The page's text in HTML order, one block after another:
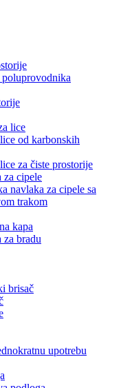
lice
od karbonskih
za čiste prostorije
za cipele
navlaka za cipele sa
trakom
kapa
za bradu
brisač
upotrebu